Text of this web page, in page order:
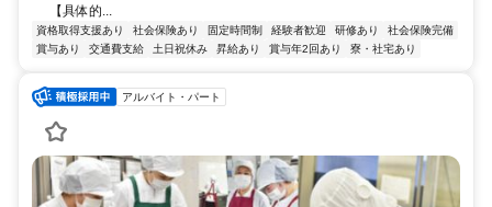
【具体的...
資格取得支援あり 社会保険あり 固定時間制 経験者歓迎 研修あり
社会保険完備
賞与あり
交通費支給 土日祝休み 昇給あり 賞与年2回あり 寮・社宅あり
アルバイト・パート